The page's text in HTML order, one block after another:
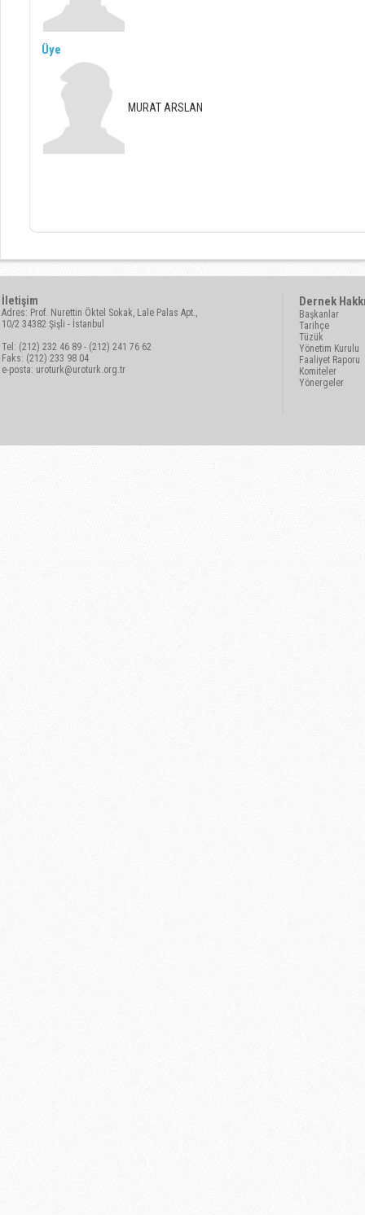
Üye
MURAT ARSLAN
İletişim
Adres: Prof. Nurettin Öktel Sokak, Lale Palas Apt.,
10/2 34382 Şişli - İstanbul
Tel: (212) 232 46 89 - (212) 241 76 62
Faks: (212) 233 98 04
e-posta: uroturk@uroturk.org.tr
Dernek
Başkanlar
Tarihçe
Tüzük
Yönetim Kurulu
Faaliyet Raporu
Komiteler
Yönergeler